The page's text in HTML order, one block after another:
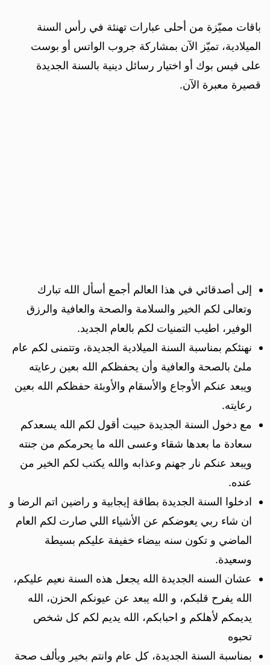
باقات مميّزة من أحلى عبارات تهنئة في رأس السنة
الميلادية، تميّز الآن بمشاركة جروب الواتس أو بوست
على فيس بوك أو اختيار رسائل دينية بالسنة الجديدة
قصيرة معبرة الآن.
إلى أصدقائي في هذا العالم أجمع أسأل الله تبارك
وتعالى لكم الخير والسلامة والصحة والعافية والرزق
الوفير، اطيب التمنيات لكم بالعام الجديد.
نهنئكم بمناسبة السنة الميلادية الجديدة، وتتمنى لكم عام
ملئ بالصحة والعافية وأن يحفظكم الله بعين رعايته
ويبعد عنكم الأوجاع والأسقام والأوبئة حفظكم الله بعين
رعايته.
مع دخول السنة الجديدة حبيت أقول لكم الله يسعدكم
سعادة ما بعدها شقاء وعسى الله ما يحرمكم من جنته
ويبعد عنكم نار جهنم وعذابه والله يكتب لكم الخير من
عنده.
ادخلوا السنة الجديدة بطاقة إيجابية و راضين اتم الرضا و
ان شاء ربي يعوضكم عن الأشياء اللي صارت لكم العام
الماضي و تكون سنه بيضاء خفيفة عليكم بسيطة
وسعيدة.
عشان السنه الجديدة الله يجعل هذه السنة نعيم عليكم،
الله يفرح قلبكم، و الله يبعد عن عيونكم الحزن، الله
يديمكم لأهلكم و احبابكم، الله يديم لكم كل شخص
تحبوه
بمناسبة السنة الجديدة، كل عام وانتم بخير وبألف صحة